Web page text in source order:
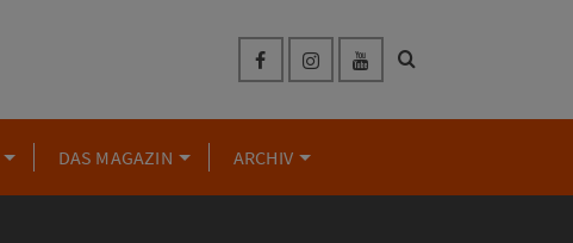
DAS MAGAZIN ARCHIV